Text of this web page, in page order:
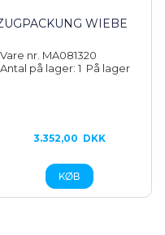
WIEBE
Vare nr. MA081320
Antal på lager: 1 På lager
3.352,00 DKK